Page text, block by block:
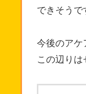
できそうで
今後のアケ
この辺り